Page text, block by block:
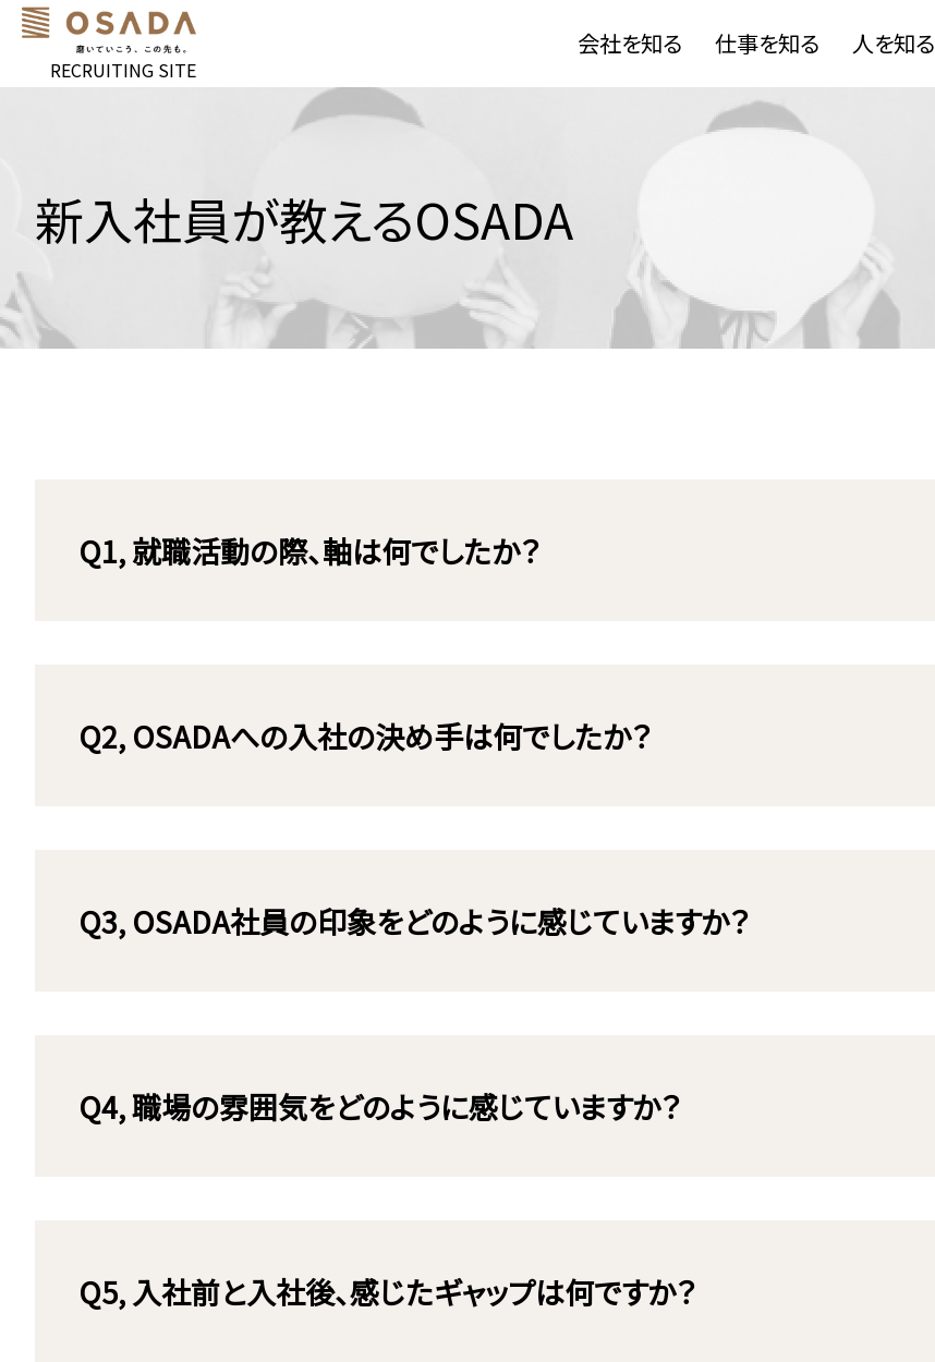
RECRUITING SITE
会社を知る 仕事を知る 人を知る
新入社員が教えるOSADA
Q1, 就職活動の際、軸は何でしたか？
Q2, OSADAへの入社の決め手は何でしたか？
Q3, OSADA社員の印象をどのように感じていますか？
Q4, 職場の雰囲気をどのように感じていますか？
Q5, 入社前と入社後、感じたギャップは何ですか？